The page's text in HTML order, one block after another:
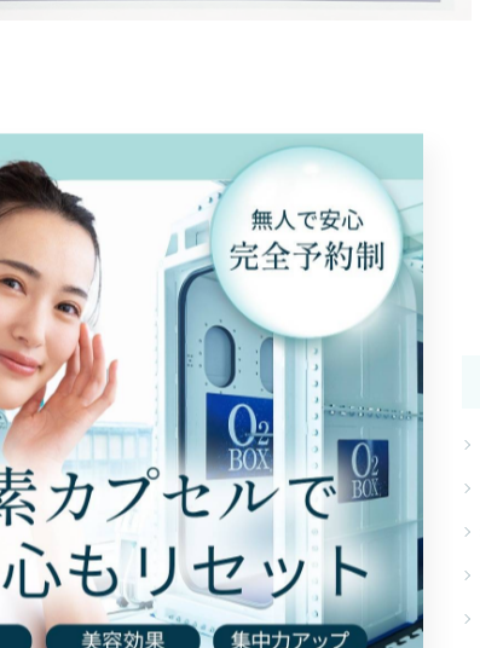
一覧に戻る